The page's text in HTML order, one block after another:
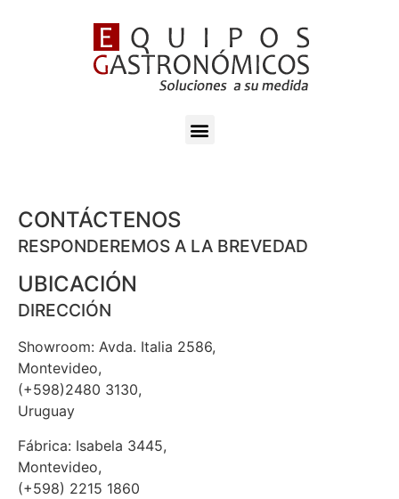
CONTÁCTENOS
RESPONDEREMOS A LA BREVEDAD
UBICACIÓN
DIRECCIÓN
Showroom: Avda. Italia 2586,
Montevideo,
(+598)2480 3130,
Uruguay
Fábrica: Isabela 3445,
Montevideo,
(+598) 2215 1860